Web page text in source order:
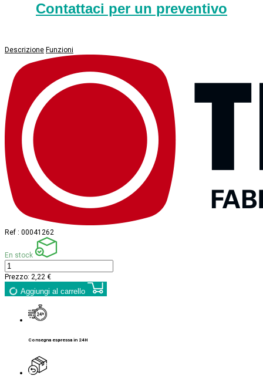
Contattaci per un preventivo
Descrizione Funzioni
Ref : 00041262
En stock
Prezzo: 2,22 €
Aggiungi al carrello
Consegna espressa in 24H